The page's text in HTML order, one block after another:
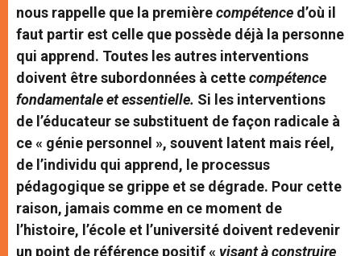
nous rappelle que la premièrecompétence d’où il
faut partir est celle que possède déjà la personne
qui apprend. Toutes les autres interventions
doivent être subordonnées à cettecompétence
fondamentale et essentielle. Si les interventions
de l’éducateur se substituent de façon radicale à
ce « génie personnel », souvent latent mais réel,
de l’individu qui apprend, le processus
pédagogique se grippe et se dégrade. Pour cette
raison, jamais comme en ce moment de
l’histoire, l’école et l’université doivent redevenir
un point de référence positif « visant à construire